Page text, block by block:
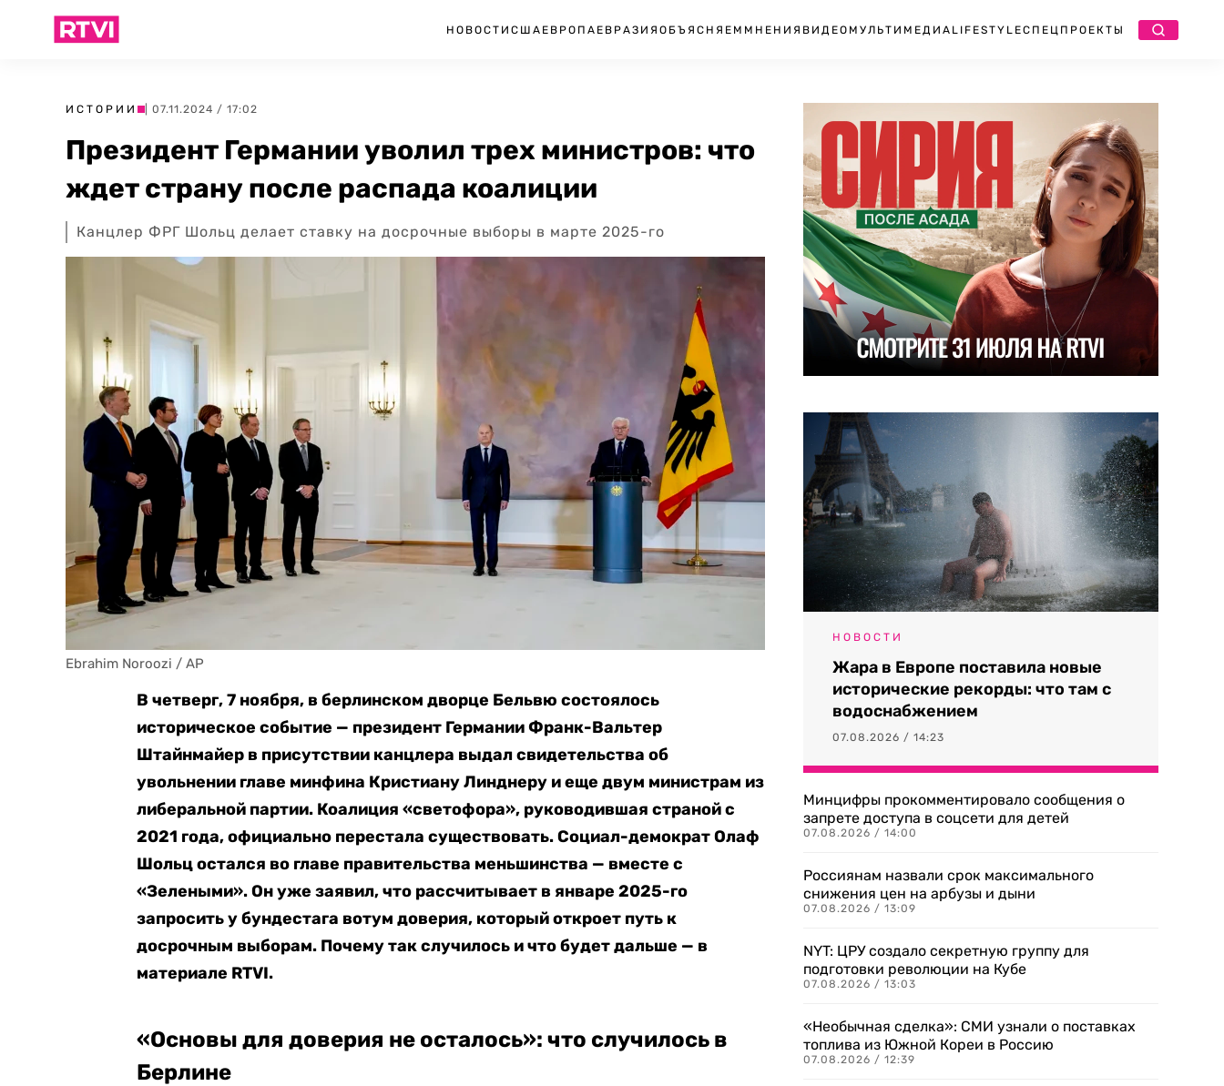
НОВОСТИ США ЕВРОПА ЕВРАЗИЯ ОБЪЯСНЯЕМ МНЕНИЯ ВИДЕО МУЛЬТИМЕДИА LIFESTYLEСПЕЦПРОЕКТЫ
ИСТОРИИ | 07.11.2024 / 17:02
Президент Германии уволил трех министров: что
ждет страну после распада коалиции
Канцлер ФРГ Шольц делает ставку на досрочные выборы в марте 2025-го
Ebrahim Noroozi / AP
В четверг, 7 ноября, в берлинском дворце Бельвю состоялось
историческое событие — президент Германии Франк-Вальтер
Штайнмайер в присутствии канцлера выдал свидетельства об
увольнении главе минфина Кристиану Линднеру и еще двум министрам из
либеральной партии. Коалиция «светофора», руководившая страной с
2021 года, официально перестала существовать. Социал-демократ Олаф
Шольц остался во главе правительства меньшинства — вместе с
«Зелеными». Он уже заявил, что рассчитывает в январе 2025-го
запросить у бундестага вотум доверия, который откроет путь к
досрочным выборам. Почему так случилось и что будет дальше — в
материале RTVI.
«Основы для доверия не осталось»: что случилось в
Берлине
НОВОСТИ
Жара в Европе поставила новые
исторические рекорды: что там с
водоснабжением
07.08.2026 / 14:23
Минцифры прокомментировало сообщения о
запрете доступа в соцсети для детей
07.08.2026 / 14:00
Россиянам назвали срок максимального
снижения цен на арбузы и дыни
07.08.2026 / 13:09
NYT: ЦРУ создало секретную группу для
подготовки революции на Кубе
07.08.2026 / 13:03
«Необычная сделка»: СМИ узнали о поставках
топлива из Южной Кореи в Россию
07.08.2026 / 12:39